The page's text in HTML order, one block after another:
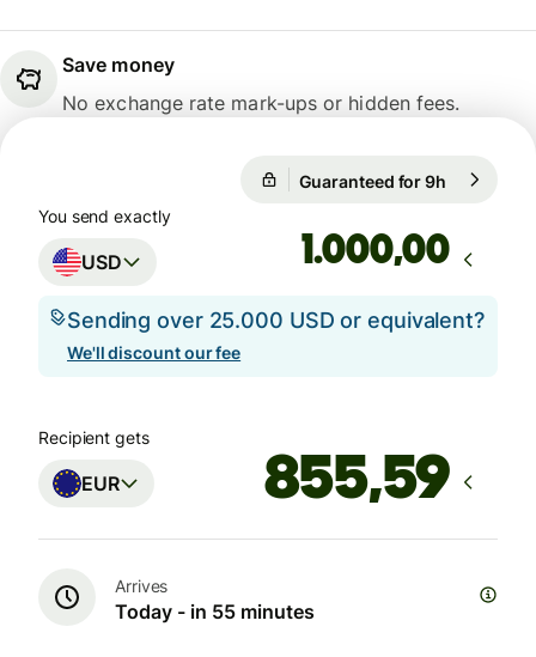
Save money
No exchange rate mark-ups or hidden fees.
Guaranteed for 9h
You send exactly
USD ,00
Sending over 25.000 USD or equivalent?
We'll discount our fee
Recipient gets
EUR
Arrives
Today - in 55 minutes